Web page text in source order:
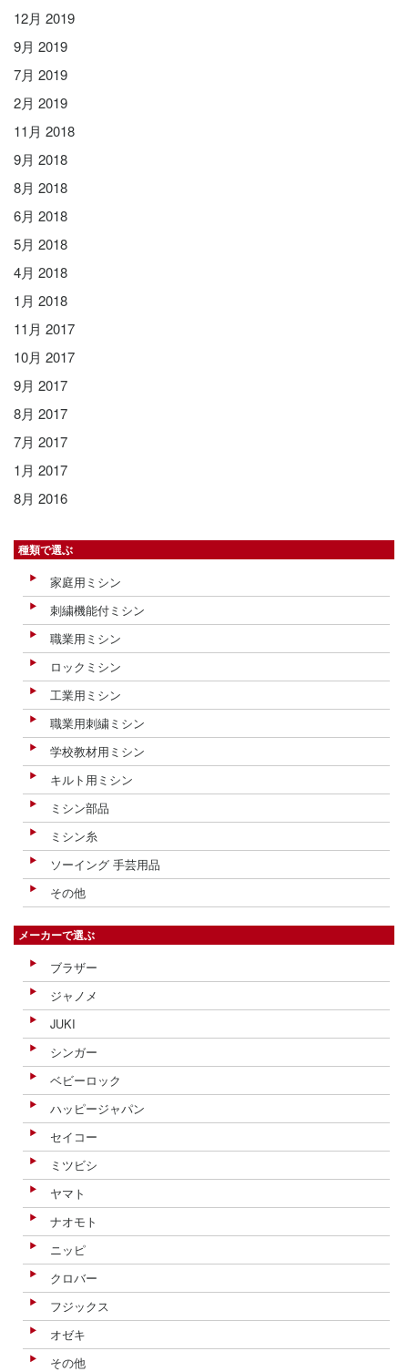
12月 2019
9月 2019
7月 2019
2月 2019
11月 2018
9月 2018
8月 2018
6月 2018
5月 2018
4月 2018
1月 2018
11月 2017
10月 2017
9月 2017
8月 2017
7月 2017
1月 2017
8月 2016
種類で選ぶ
家庭用ミシン
刺繍機能付ミシン
職業用ミシン
ロックミシン
工業用ミシン
職業用刺繍ミシン
学校教材用ミシン
キルト用ミシン
ミシン部品
ミシン糸
ソーイング 手芸用品
その他
メーカーで選ぶ
ブラザー
ジャノメ
JUKI
シンガー
ベビーロック
ハッピージャパン
セイコー
ミツビシ
ヤマト
ナオモト
ニッピ
クロバー
フジックス
オゼキ
その他